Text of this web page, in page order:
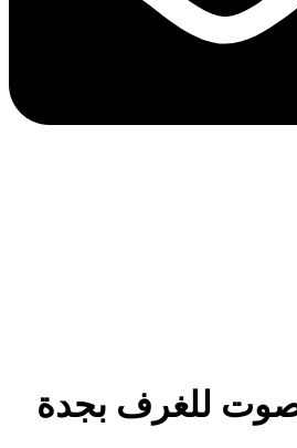
للغرف بجدة